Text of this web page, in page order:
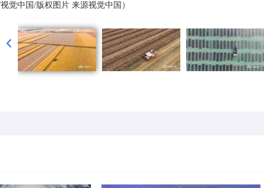
觉中国/版权图片 来源视觉中国）